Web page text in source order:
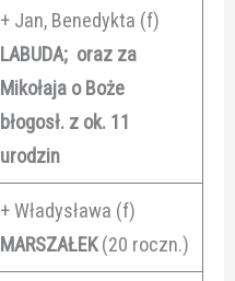
+ Jan, Benedykta (f)
LABUDA; oraz za
Mikołaja o Boże
błogosł. z ok. 11
urodzin
+ Władysława (f)
MARSZAŁEK(20 roczn.)